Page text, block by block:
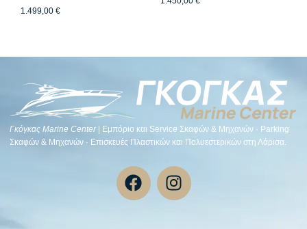
1.499,00 €
Γκόγκας Μarine Center| Εμπόριο και Service Σκαφών & Μηχανών · Parking
Σκαφών & Μηχανών · Επισκευές Πλαστικών και Πολυεστερικών στη Λάρισα.